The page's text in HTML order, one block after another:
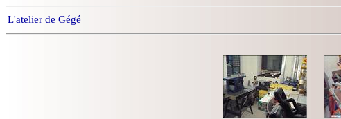
L'atelier de Gégé